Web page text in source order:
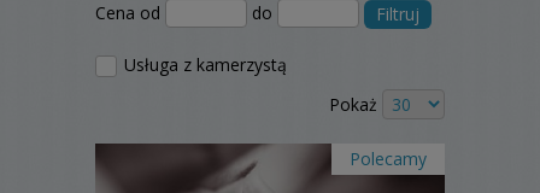
Cena od do Filtruj
Usługa z kamerzystą
Pokaż
Polecamy